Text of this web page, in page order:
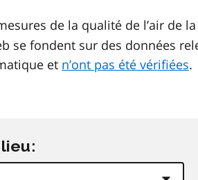
de la qualité de l’air de la
se fondent sur des données
et n’ont pas été vérifiées.